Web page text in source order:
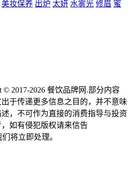
美妆保养 出炉 太妍 水雾光 修眉 蜜
© 2017-2026 餐饮品牌网 .部分内容
于传递更多信息之目的，并不意味
，不可作为直接的消费指导与投资
如有侵犯版权请来信告
们将立即处理。